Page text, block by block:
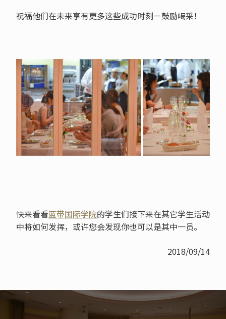
祝福他们在未来享有更多这些成功时刻－鼓励喝采！
快来看看蓝带国际学院的学生们接下来在其它学生活动
中将如何发挥，或许您会发现你也可以是其中一员。
2018/09/14